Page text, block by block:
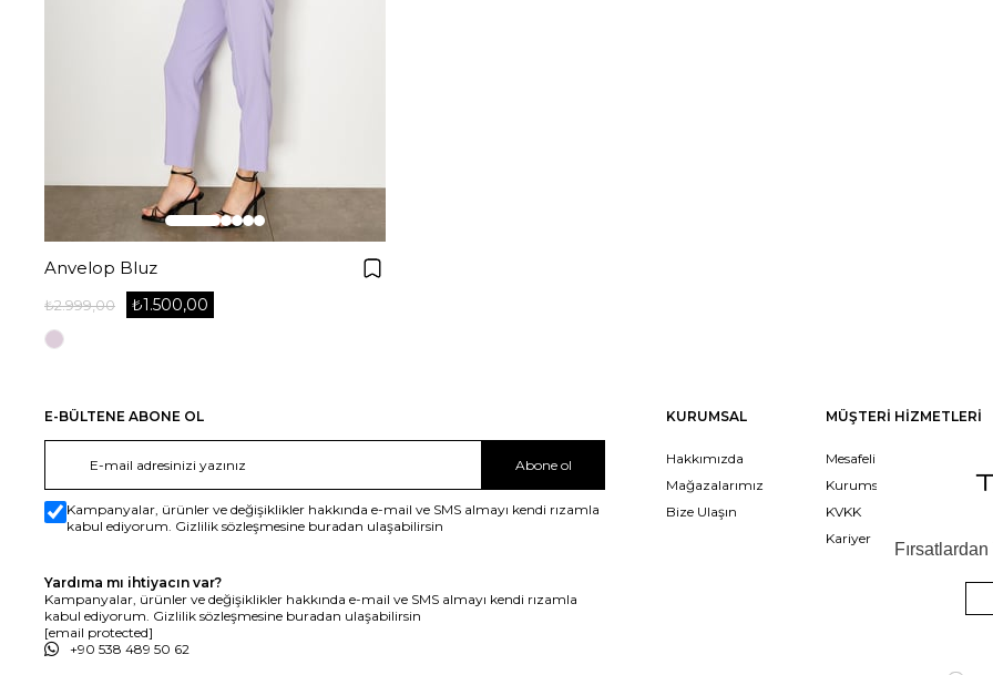
Anvelop Bluz
₺1.500,00
₺2.999,00
E-BÜLTENE ABONE OL
Abone ol
Kampanyalar, ürünler ve değişiklikler hakkında e-mail ve SMS almayı kendi rızamla
kabul ediyorum. Gizlilik sözleşmesine buradan ulaşabilirsin
Yardıma mı ihtiyacın var?
Kampanyalar, ürünler ve değişiklikler hakkında e-mail ve SMS almayı kendi rızamla
kabul ediyorum. Gizlilik sözleşmesine buradan ulaşabilirsin
[email protected]
+90 538 489 50 62
KURUMSAL
Hakkımızda
Mağazalarımız
Bize Ulaşın
MÜŞTERİ HİZMETLERİ
Mesafeli Satış Sözleşmesi
Kurumsal Satış
KVKK
Kariyer